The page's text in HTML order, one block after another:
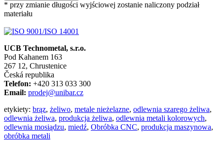
* przy zmianie długości wyjściowej zostanie naliczony podział
materiału
UCB Technometal, s.r.o.
Pod Kahanem 163
267 12, Chrustenice
Česká republika
Telefon: +420 313 033 300
Email: prodej@unibar.cz
etykiety: brąz, żeliwo, metale nieżelazne, odlewnia szarego żeliwa,
odlewnia żeliwa, produkcja żeliwa, odlewnia metali kolorowych,
odlewnia mosiądzu, miedź, Obróbka CNC, produkcja maszynowa,
obróbka metali